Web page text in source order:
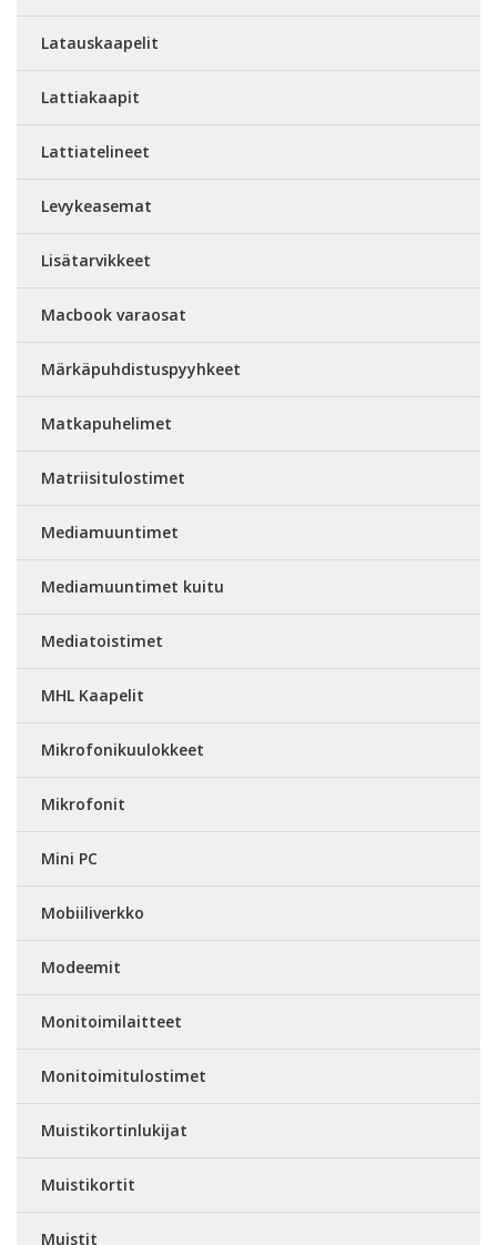
Latauskaapelit
Lattiakaapit
Lattiatelineet
Levykeasemat
Lisätarvikkeet
Macbook varaosat
Märkäpuhdistuspyyhkeet
Matkapuhelimet
Matriisitulostimet
Mediamuuntimet
Mediamuuntimet kuitu
Mediatoistimet
MHL Kaapelit
Mikrofonikuulokkeet
Mikrofonit
Mini PC
Mobiiliverkko
Modeemit
Monitoimilaitteet
Monitoimitulostimet
Muistikortinlukijat
Muistikortit
Muistit